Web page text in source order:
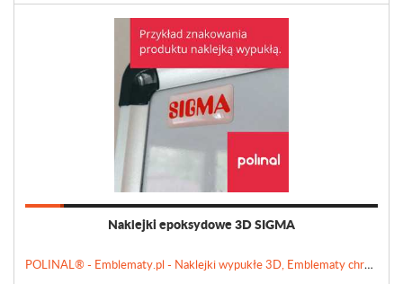
Naklejki epoksydowe 3D SIGMA
POLINAL® - Emblematy.pl - Naklejki wypukłe 3D, Emblematy chromowane, Tabliczki, Etykiety